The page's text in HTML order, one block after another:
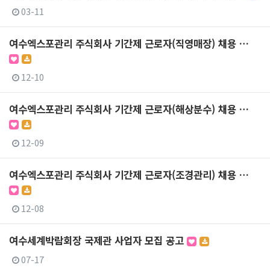
03-11
여수엑스포관리 주식회사 기간제 근로자(직영매장) 채용 …
12-10
여수엑스포관리 주식회사 기간제 근로자(해상분수) 채용 …
12-09
여수엑스포관리 주식회사 기간제 근로자(조경관리) 채용 …
12-08
여수세계박람회장 국제관 사업자 모집 공고
07-17